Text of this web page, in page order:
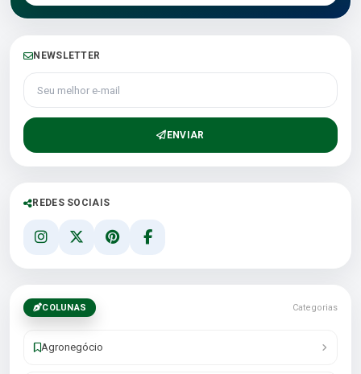
NEWSLETTER
Seu melhor e-mail
ENVIAR
REDES SOCIAIS
COLUNAS Categorias
Agronegócio